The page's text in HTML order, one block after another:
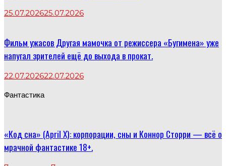
25.07.202625.07.2026
Фильм ужасов Другая мамочка от режиссера «Бугимена» уже
напугал зрителей ещё до выхода в прокат.
22.07.202622.07.2026
Фантастика
«Код сна» (April X): корпорации, сны и Коннор Сторри — всё о
мрачной фантастике 18+.